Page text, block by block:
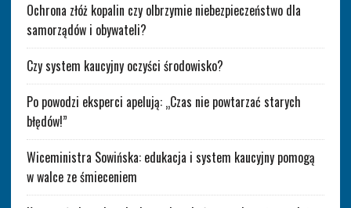
Ochrona złóż kopalin czy olbrzymie niebezpieczeństwo dla
samorządów i obywateli?
Czy system kaucyjny oczyści środowisko?
Po powodzi eksperci apelują: „Czas nie powtarzać starych
błędów!”
Wiceministra Sowińska: edukacja i system kaucyjny pomogą
w walce ze śmieceniem